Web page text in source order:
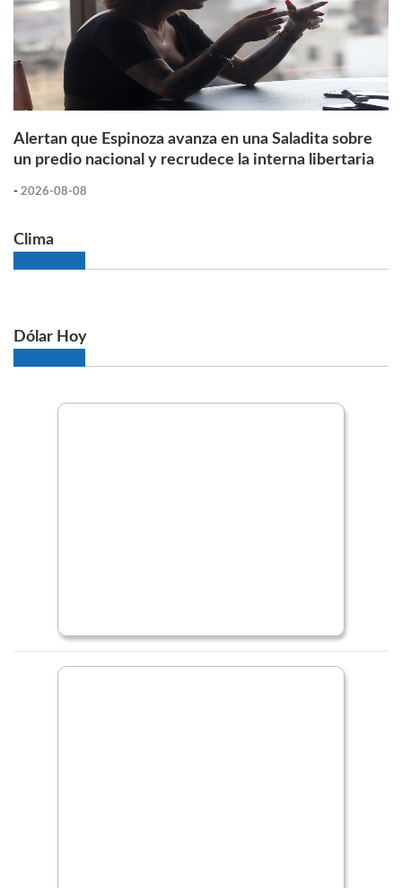
Alertan que Espinoza avanza en una Saladita sobre
un predio nacional y recrudece la interna libertaria
- 2026-08-08
Clima
Dólar Hoy